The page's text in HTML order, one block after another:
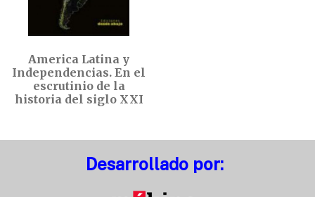
America Latina y
Independencias. En el
escrutinio de la
historia del siglo XXI
Desarrollado por: